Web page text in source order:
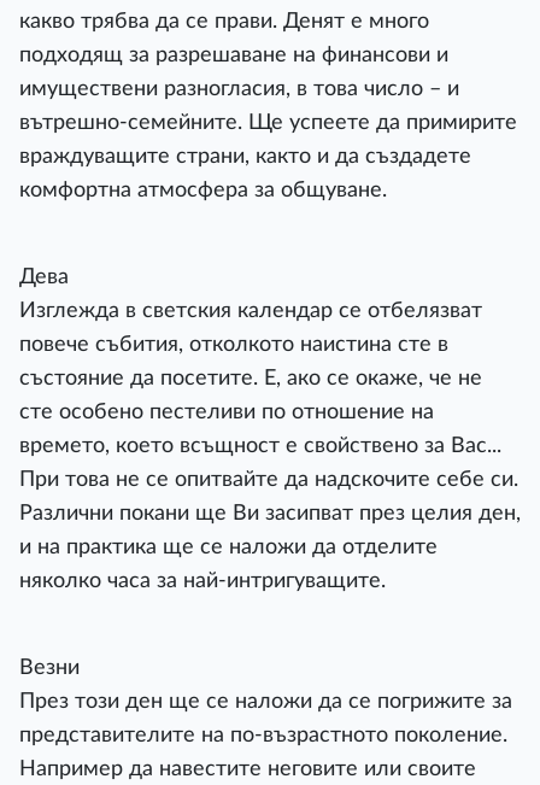
какво трябва да се прави. Денят е много
подходящ за разрешаване на финансови и
имуществени разногласия, в това число – и
вътрешно-семейните. Ще успеете да примирите
враждуващите страни, както и да създадете
комфортна атмосфера за общуване.
Дева
Изглежда в светския календар се отбелязват
повече събития, отколкото наистина сте в
състояние да посетите. Е, ако се окаже, че не
сте особено пестеливи по отношение на
времето, което всъщност е свойствено за Вас...
При това не се опитвайте да надскочите себе си.
Различни покани ще Ви засипват през целия ден,
и на практика ще се наложи да отделите
няколко часа за най-интригуващите.
Везни
През този ден ще се наложи да се погрижите за
представителите на по-възрастното поколение.
Например да навестите неговите или своите